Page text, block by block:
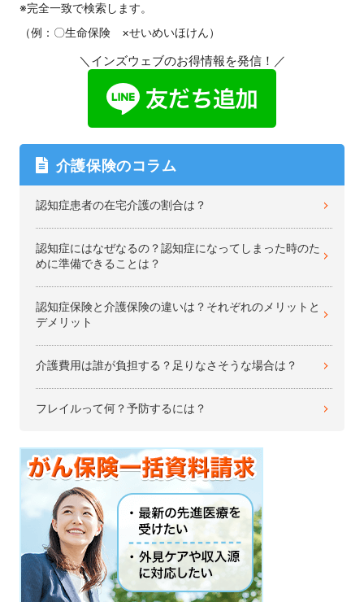
※完全一致で検索します。
（例：〇生命保険 ×せいめいほけん）
＼インズウェブのお得情報を発信！／
介護保険のコラム
認知症患者の在宅介護の割合は？
認知症にはなぜなるの？認知症になってしまった時のた
めに準備できることは？
認知症保険と介護保険の違いは？それぞれのメリットと
デメリット
介護費用は誰が負担する？足りなさそうな場合は？
フレイルって何？予防するには？